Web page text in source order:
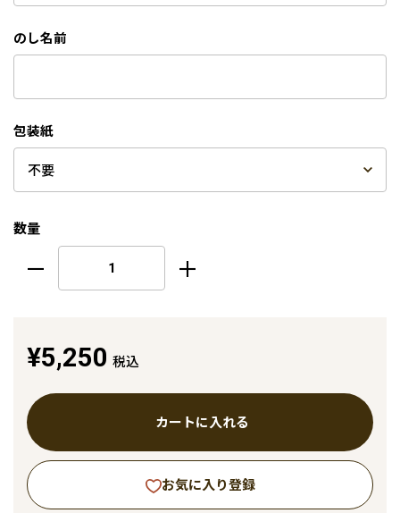
のし名前
包装紙
数量
¥5,250 税込
カートに入れる
お気に入り登録